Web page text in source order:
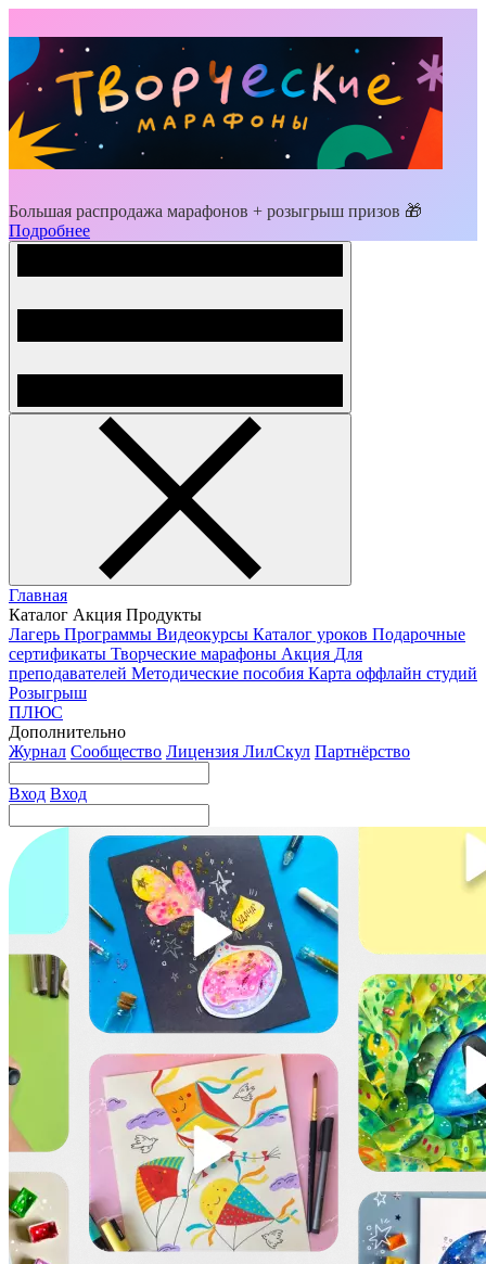
Большая распродажа марафонов + розыгрыш призов 🎁
Подробнее
Главная
Каталог Акция Продукты
Лагерь Программы Видеокурсы Каталог уроков Подарочные
сертификаты Творческие марафоны Акция Для
преподавателей Методические пособия Карта оффлайн студий
Розыгрыш
ПЛЮС
Дополнительно
Журнал Сообщество Лицензия ЛилСкул Партнёрство
Вход Вход